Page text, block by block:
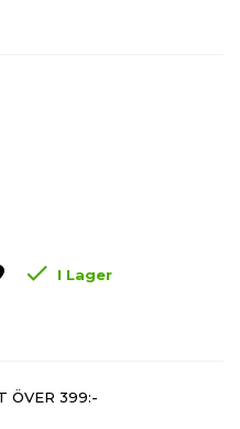
 I Lager
ÖVER 399:-